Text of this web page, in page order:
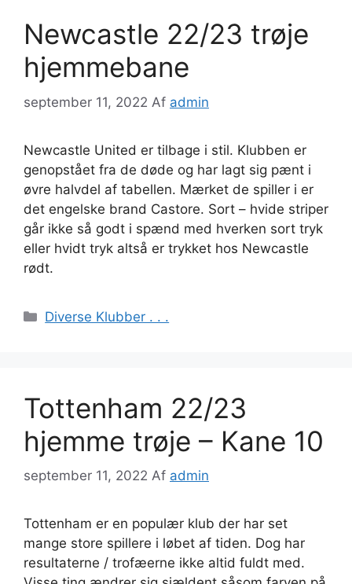
Newcastle 22/23 trøje
hjemmebane
september 11, 2022 Af admin
Newcastle United er tilbage i stil. Klubben er
genopstået fra de døde og har lagt sig pænt i
øvre halvdel af tabellen. Mærket de spiller i er
det engelske brand Castore. Sort – hvide striper
går ikke så godt i spænd med hverken sort tryk
eller hvidt tryk altså er trykket hos Newcastle
rødt.
Kategorier
Diverse Klubber . . .
Tottenham 22/23
hjemme trøje – Kane 10
september 11, 2022 Af admin
Tottenham er en populær klub der har set
mange store spillere i løbet af tiden. Dog har
resultaterne / trofæerne ikke altid fuldt med.